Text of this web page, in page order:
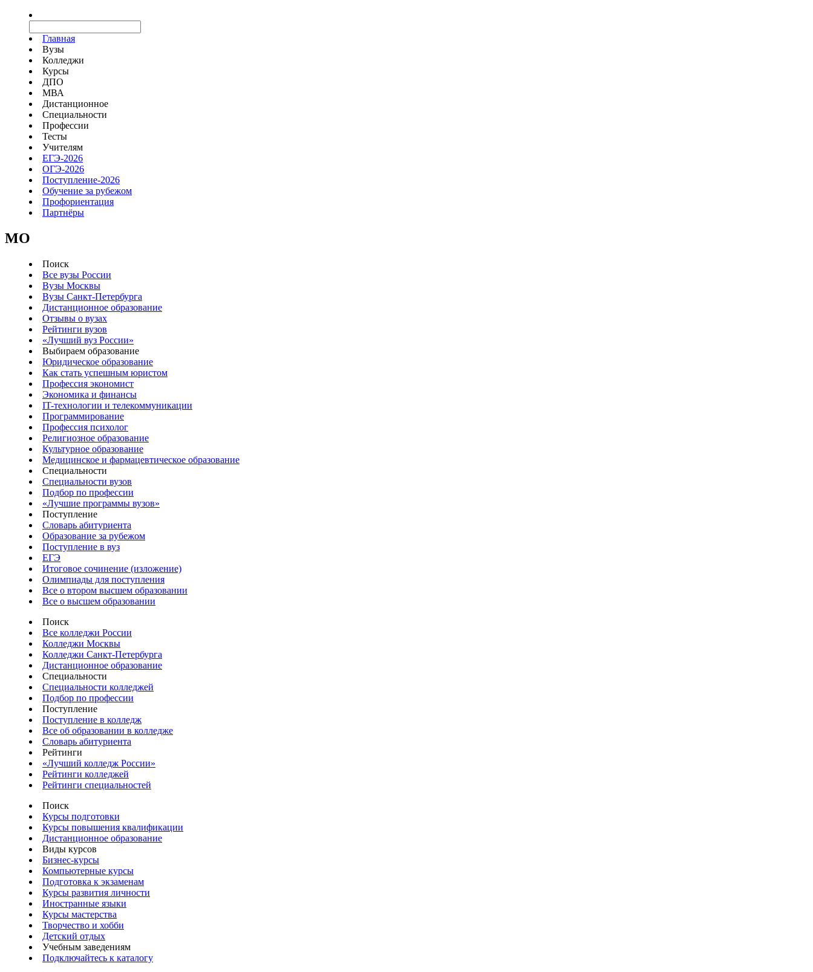
Главная
Вузы
Колледжи
Курсы
ДПО
МВА
Дистанционное
Специальности
Профессии
Тесты
Учителям
ЕГЭ-2026
ОГЭ-2026
Поступление-2026
Обучение за рубежом
Профориентация
Партнёры
MO
Поиск
Все вузы России
Вузы Москвы
Вузы Санкт-Петербурга
Дистанционное образование
Отзывы о вузах
Рейтинги вузов
«Лучший вуз России»
Выбираем образование
Юридическое образование
Как стать успешным юристом
Профессия экономист
Экономика и финансы
IT-технологии и телекоммуникации
Программирование
Профессия психолог
Религиозное образование
Культурное образование
Медицинское и фармацевтическое образование
Специальности
Специальности вузов
Подбор по профессии
«Лучшие программы вузов»
Поступление
Словарь абитуриента
Образование за рубежом
Поступление в вуз
ЕГЭ
Итоговое сочинение (изложение)
Олимпиады для поступления
Все о втором высшем образовании
Все о высшем образовании
Поиск
Все колледжи России
Колледжи Москвы
Колледжи Санкт-Петербурга
Дистанционное образование
Специальности
Специальности колледжей
Подбор по профессии
Поступление
Поступление в колледж
Все об образовании в колледже
Словарь абитуриента
Рейтинги
«Лучший колледж России»
Рейтинги колледжей
Рейтинги специальностей
Поиск
Курсы подготовки
Курсы повышения квалификации
Дистанционное образование
Виды курсов
Бизнес-курсы
Компьютерные курсы
Подготовка к экзаменам
Курсы развития личности
Иностранные языки
Курсы мастерства
Творчество и хобби
Детский отдых
Учебным заведениям
Подключайтесь к каталогу